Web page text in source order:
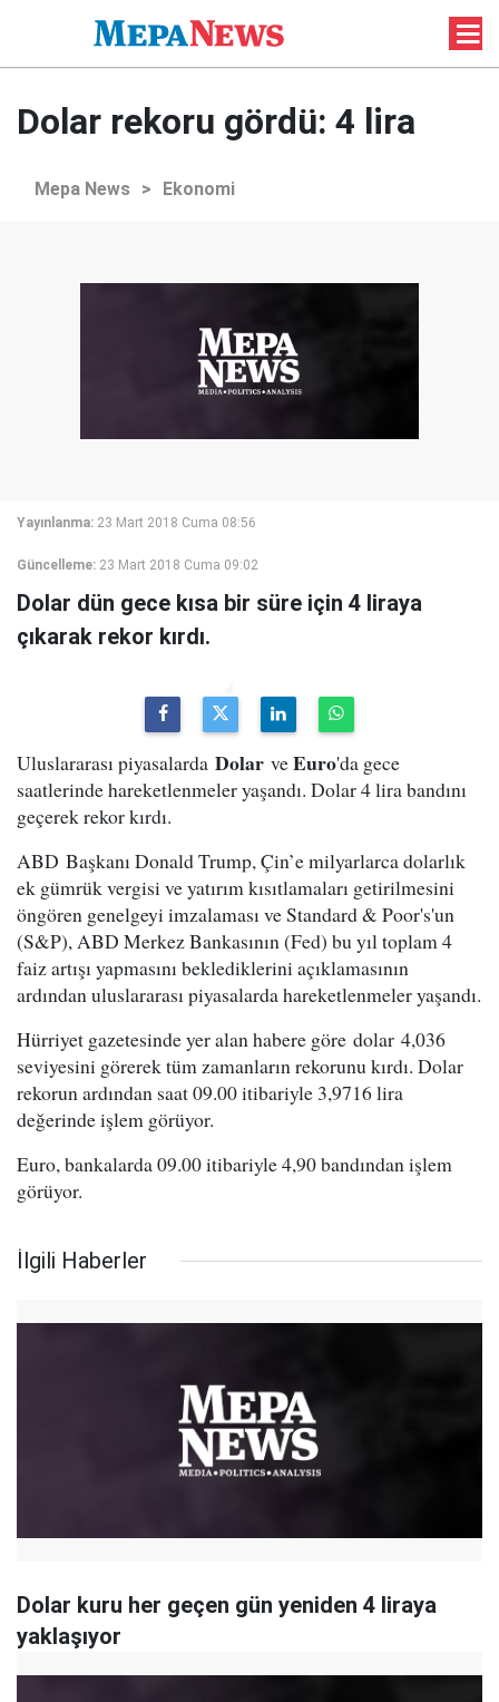
Dolar rekoru gördü: 4 lira
Mepa News > Ekonomi
Yayınlanma: 23 Mart 2018 Cuma 08:56
Güncelleme: 23 Mart 2018 Cuma 09:02
Dolar dün gece kısa bir süre için 4 liraya
çıkarak rekor kırdı.
Uluslararası piyasalarda Dolar veEuro'da gece
saatlerinde hareketlenmeler yaşandı. Dolar 4 lira bandını
geçerek rekor kırdı.
ABD Başkanı Donald Trump, Çin’e milyarlarca dolarlık
ek gümrük vergisi ve yatırım kısıtlamaları getirilmesini
öngören genelgeyi imzalaması ve Standard & Poor's'un
(S&P), ABD Merkez Bankasının (Fed) bu yıl toplam 4
faiz artışı yapmasını beklediklerini açıklamasının
ardından uluslararası piyasalarda hareketlenmeler yaşandı.
Hürriyet gazetesinde yer alan habere göre dolar 4,036
seviyesini görerek tüm zamanların rekorunu kırdı. Dolar
rekorun ardından saat 09.00 itibariyle 3,9716 lira
değerinde işlem görüyor.
Euro, bankalarda 09.00 itibariyle 4,90 bandından işlem
görüyor.
İlgili Haberler
Dolar kuru her geçen gün yeniden 4 liraya
yaklaşıyor